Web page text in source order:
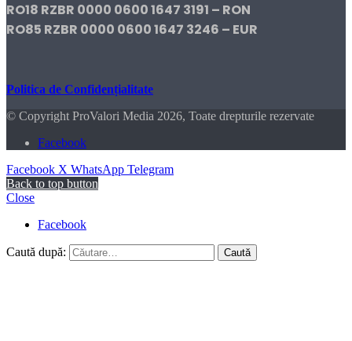
RO18 RZBR 0000 0600 1647 3191 – RON
RO85 RZBR 0000 0600 1647 3246 – EUR
Politica de Confidențialitate
© Copyright ProValori Media 2026, Toate drepturile rezervate
Facebook
Facebook X WhatsApp Telegram
Back to top button
Close
Facebook
Caută după: